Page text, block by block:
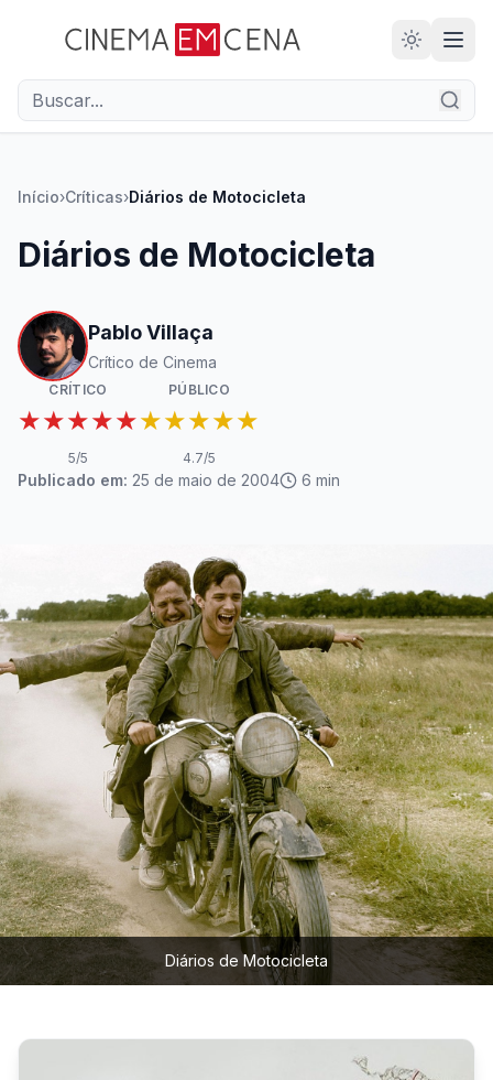
28
ANOS
Início›Críticas›Diários de Motocicleta
Diários de Motocicleta
Pablo Villaça
Crítico de Cinema
CRÍTICO
★★★★★
5/5
PÚBLICO
★★★★★
4.7/5
Publicado em: 25 de maio de 2004 6 min
Diários de Motocicleta